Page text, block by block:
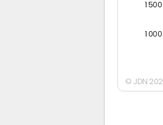
1 000
1 500
© JDN